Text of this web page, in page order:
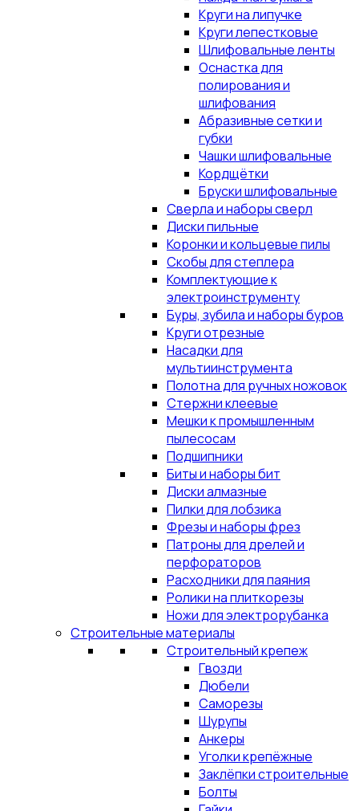
Круги на липучке
Круги лепестковые
Шлифовальные ленты
Оснастка для
полирования и
шлифования
Абразивные сетки и
губки
Чашки шлифовальные
Кордщётки
Бруски шлифовальные
Сверла и наборы сверл
Диски пильные
Коронки и кольцевые пилы
Скобы для степлера
Комплектующие к
электроинструменту
Буры, зубила и наборы буров
Круги отрезные
Насадки для
мультиинструмента
Полотна для ручных ножовок
Стержни клеевые
Мешки к промышленным
пылесосам
Подшипники
Биты и наборы бит
Диски алмазные
Пилки для лобзика
Фрезы и наборы фрез
Патроны для дрелей и
перфораторов
Расходники для паяния
Ролики на плиткорезы
Ножи для электрорубанка
Строительные материалы
Строительный крепеж
Гвозди
Дюбели
Саморезы
Шурупы
Анкеры
Уголки крепёжные
Заклёпки строительные
Болты